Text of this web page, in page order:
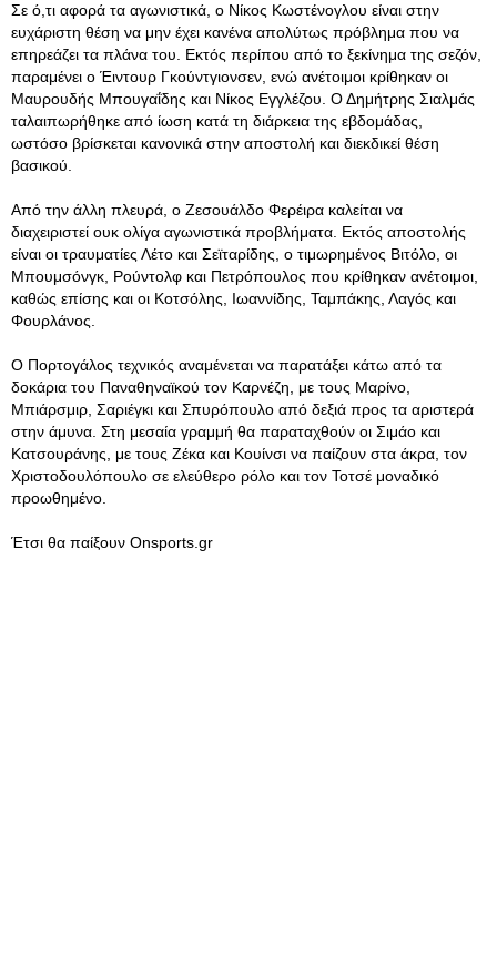
Σε ό,τι αφορά τα αγωνιστικά, ο Νίκος Κωστένογλου είναι στην
ευχάριστη θέση να μην έχει κανένα απολύτως πρόβλημα που να
επηρεάζει τα πλάνα του. Εκτός περίπου από το ξεκίνημα της σεζόν,
παραμένει ο Έιντουρ Γκούντγιονσεν, ενώ ανέτοιμοι κρίθηκαν οι
Μαυρουδής Μπουγαΐδης και Νίκος Εγγλέζου. Ο Δημήτρης Σιαλμάς
ταλαιπωρήθηκε από ίωση κατά τη διάρκεια της εβδομάδας,
ωστόσο βρίσκεται κανονικά στην αποστολή και διεκδικεί θέση
βασικού.
Από την άλλη πλευρά, ο Ζεσουάλδο Φερέιρα καλείται να
διαχειριστεί ουκ ολίγα αγωνιστικά προβλήματα. Εκτός αποστολής
είναι οι τραυματίες Λέτο και Σεϊταρίδης, ο τιμωρημένος Βιτόλο, οι
Μπουμσόνγκ, Ρούντολφ και Πετρόπουλος που κρίθηκαν ανέτοιμοι,
καθώς επίσης και οι Κοτσόλης, Ιωαννίδης, Ταμπάκης, Λαγός και
Φουρλάνος.
Ο Πορτογάλος τεχνικός αναμένεται να παρατάξει κάτω από τα
δοκάρια του Παναθηναϊκού τον Καρνέζη, με τους Μαρίνο,
Μπιάρσμιρ, Σαριέγκι και Σπυρόπουλο από δεξιά προς τα αριστερά
στην άμυνα. Στη μεσαία γραμμή θα παραταχθούν οι Σιμάο και
Κατσουράνης, με τους Ζέκα και Κουίνσι να παίζουν στα άκρα, τον
Χριστοδουλόπουλο σε ελεύθερο ρόλο και τον Τοτσέ μοναδικό
προωθημένο.
Έτσι θα παίξουν Onsports.gr